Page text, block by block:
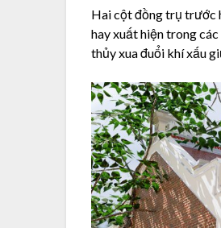
Hai cột đồng trụ trước
hay xuất hiện trong
thủy xua đuổi khí xấu